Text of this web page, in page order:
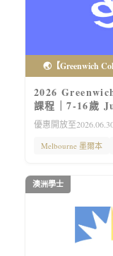
🌏【Greenwich
2026
課程｜7-16歲
優惠開放至
Melbourne 墨爾本
澳洲學士